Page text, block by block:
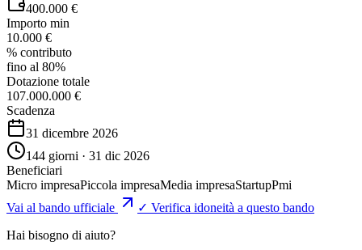
400.000 €
Importo min
10.000 €
% contributo
fino al 80%
Dotazione totale
107.000.000 €
Scadenza
31 dicembre 2026
144 giorni · 31 dic 2026
Beneficiari
Micro impresaPiccola impresaMedia impresaStartupPmi
Vai al bando ufficiale
✓ Verifica idoneità a questo bando
Hai bisogno di aiuto?